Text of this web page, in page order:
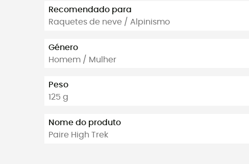
Recomendado para
Raquetes de neve / Alpinismo
Género
Homem / Mulher
Peso
125 g
Nome do produto
Paire High Trek